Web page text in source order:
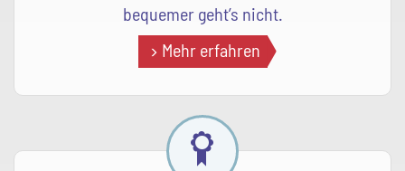
bequemer geht’s nicht.
Mehr erfahren